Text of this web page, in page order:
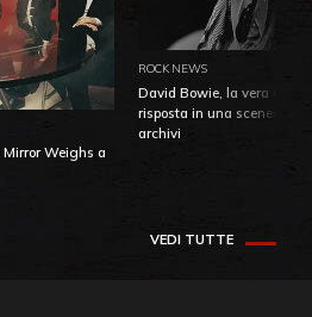
Weighs a
ROCK NEWS
David Bowie, la vera
risposta in una
archivi
VEDI TUTTE